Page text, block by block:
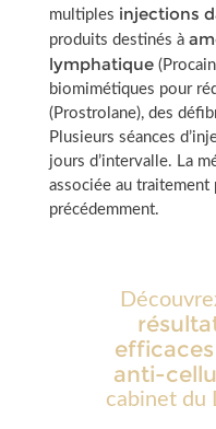
multiples injections
produits destinés à
lymphatique
biomimétiques pour
(Prostrolane), des
Plusieurs séances
jours d’intervalle. La
associée au traitement
précédemment.
efficaces
anti-
cabinet du